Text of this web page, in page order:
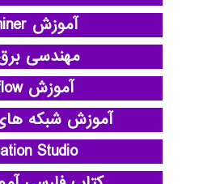
آموزش rapidminer
مهندسی
آموزش stateflow
آموزش شبکه
Studio